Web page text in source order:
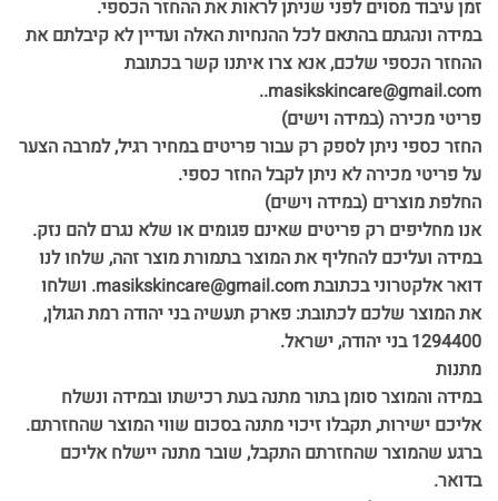
זמן עיבוד מסוים לפני שניתן לראות את ההחזר הכספי.
במידה ונהגתם בהתאם לכל ההנחיות האלה ועדיין לא קיבלתם את
ההחזר הכספי שלכם, אנא צרו איתנו קשר בכתובת
masikskincare@gmail.com..
פריטי מכירה (במידה וישים)
החזר כספי ניתן לספק רק עבור פריטים במחיר רגיל, למרבה הצער
על פריטי מכירה לא ניתן לקבל החזר כספי.
החלפת מוצרים (במידה וישים)
אנו מחליפים רק פריטים שאינם פגומים או שלא נגרם להם נזק.
במידה ועליכם להחליף את המוצר בתמורת מוצר זהה, שלחו לנו
דואר אלקטרוני בכתובת masikskincare@gmail.com. ושלחו
את המוצר שלכם לכתובת: פארק תעשיה בני יהודה רמת הגולן,
1294400 בני יהודה, ישראל.
מתנות
במידה והמוצר סומן בתור מתנה בעת רכישתו ובמידה ונשלח
אליכם ישירות, תקבלו זיכוי מתנה בסכום שווי המוצר שהחזרתם.
ברגע שהמוצר שהחזרתם התקבל, שובר מתנה יישלח אליכם
בדואר.